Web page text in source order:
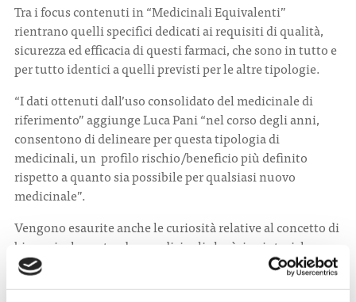
Tra i focus contenuti in “Medicinali Equivalenti”
rientrano quelli specifici dedicati ai requisiti di qualità,
sicurezza ed efficacia di questi farmaci, che sono in tutto e
per tutto identici a quelli previsti per le altre tipologie.
“I dati ottenuti dall’uso consolidato del medicinale di
riferimento” aggiunge Luca Pani “nel corso degli anni,
consentono di delineare per questa tipologia di
medicinali, un profilo rischio/beneficio più definito
rispetto a quanto sia possibile per qualsiasi nuovo
medicinale”.
Vengono esaurite anche le curiosità relative al concetto di
bioequivalenza tra due medicinali che è, in sintesi, la
dimostrazione dell’equivalenza terapeutica tra due
formulazioni contenenti lo stesso principio attivo.